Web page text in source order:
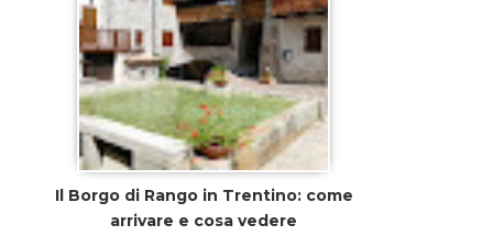
Il Borgo di Rango in Trentino: come
arrivare e cosa vedere